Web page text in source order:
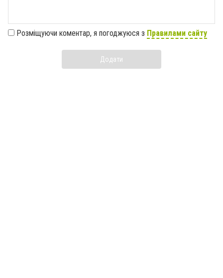
Розміщуючи коментар, я погоджуюся з Правилами сайту
Додати